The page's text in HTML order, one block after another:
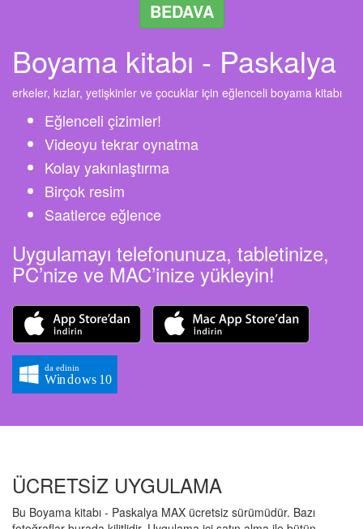
BEDAVA
Boyama kitabı - Paskalya
erkeler, kızlar, yetişkinler ve çocuklar için eğlenceli boyama kitabı
Eğlenceli çizimler!
Videoyu tekrar oynatma
Kolay yakınlaştırma
Birçok resim
Saatlerce eğlence
Uygulamayı telefonunuza, tabletinize,
PC’nize ve MAC’inize yükleyin!
ÜCRETSİZ UYGULAMA
Bu Boyama kitabı - Paskalya MAX ücretsiz sürümüdür. Bazı